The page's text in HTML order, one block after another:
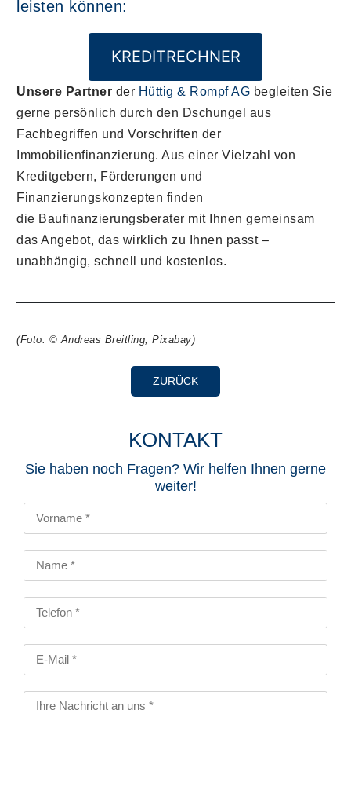
leisten können:
KREDITRECHNER
Unsere Partner der Hüttig & Rompf AG begleiten Sie
gerne persönlich durch den Dschungel aus
Fachbegriffen und Vorschriften der
Immobilienfinanzierung. Aus einer Vielzahl von
Kreditgebern, Förderungen und
Finanzierungskonzepten finden
die Baufinanzierungsberater mit Ihnen gemeinsam
das Angebot, das wirklich zu Ihnen passt –
unabhängig, schnell und kostenlos.
(Foto: © Andreas Breitling, Pixabay)
ZURÜCK
KONTAKT
Sie haben noch Fragen? Wir helfen Ihnen gerne
weiter!​